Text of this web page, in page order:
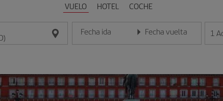
VUELO HOTEL COCHE
Fecha ida
Introduce la fecha en formato día/mes/año
Fecha vuelta
Introduce la fecha en 1